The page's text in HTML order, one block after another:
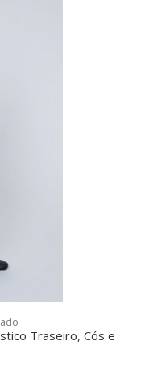
Traseiro, Cós e